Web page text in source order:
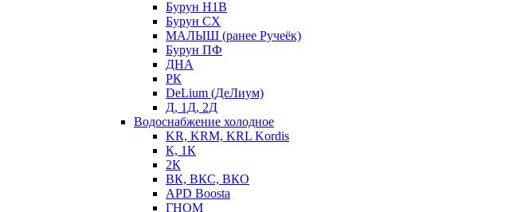
Бурун Н1В
Бурун СХ
МАЛЫШ (ранее Ручеёк)
Бурун ПФ
ДНА
РК
DeLium (ДеЛиум)
Д, 1Д, 2Д
Водоснабжение холодное
KR, KRM, KRL Kordis
К, 1К
2К
ВК, ВКС, ВКО
APD Boosta
ГНОМ